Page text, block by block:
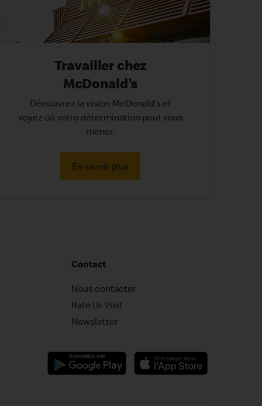
Travailler chez
McDonald’s
Découvrez la vision McDonald’s et
voyez où votre détermination peut vous
mener.
En savoir plus
Contact
Nous contacter
Rate Ur Visit
Newsletter